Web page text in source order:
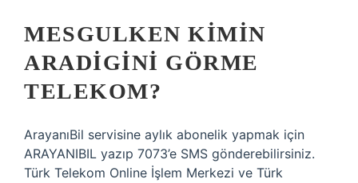
MESGULKEN KIMIN
ARADIGINI GÖRME
TELEKOM?
ArayanıBil servisine aylık abonelik yapmak için
ARAYANIBIL yazıp 7073’e SMS gönderebilirsiniz.
Türk Telekom Online İşlem Merkezi ve Türk